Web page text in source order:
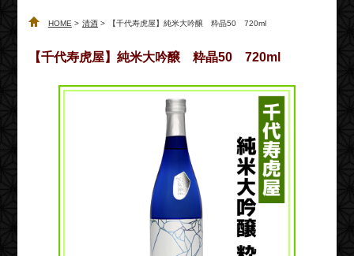
HOME 清酒 【千代寿虎屋】純米大吟醸 粋晶50 720ml
【千代寿虎屋】純米大吟醸 粋晶50 720ml